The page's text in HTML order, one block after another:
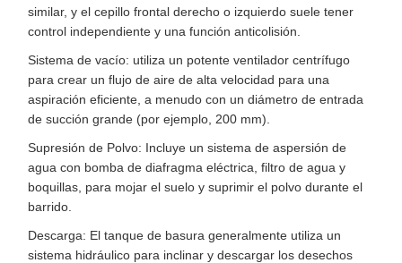
similar, y el cepillo frontal derecho o izquierdo suele tener
control independiente y una función anticolisión.
Sistema de vacío: utiliza un potente ventilador centrífugo
para crear un flujo de aire de alta velocidad para una
aspiración eficiente, a menudo con un diámetro de entrada
de succión grande (por ejemplo, 200 mm).
Supresión de Polvo: Incluye un sistema de aspersión de
agua con bomba de diafragma eléctrica, filtro de agua y
boquillas, para mojar el suelo y suprimir el polvo durante el
barrido.
Descarga: El tanque de basura generalmente utiliza un
sistema hidráulico para inclinar y descargar los desechos